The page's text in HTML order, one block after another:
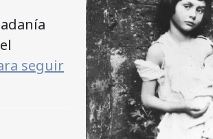
seguir